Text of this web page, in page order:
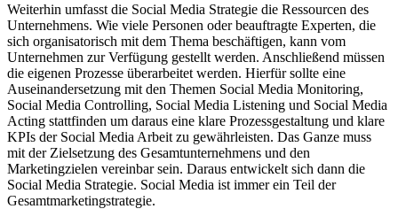
Weiterhin umfasst die Social Media Strategie die Ressourcen des
Unternehmens. Wie viele Personen oder beauftragte Experten, die
sich organisatorisch mit dem Thema beschäftigen, kann vom
Unternehmen zur Verfügung gestellt werden. Anschließend müssen
die eigenen Prozesse überarbeitet werden. Hierfür sollte eine
Auseinandersetzung mit den Themen Social Media Monitoring,
Social Media Controlling, Social Media Listening und Social Media
Acting stattfinden um daraus eine klare Prozessgestaltung und klare
KPIs der Social Media Arbeit zu gewährleisten. Das Ganze muss
mit der Zielsetzung des Gesamtunternehmens und den
Marketingzielen vereinbar sein. Daraus entwickelt sich dann die
Social Media Strategie. Social Media ist immer ein Teil der
Gesamtmarketingstrategie.